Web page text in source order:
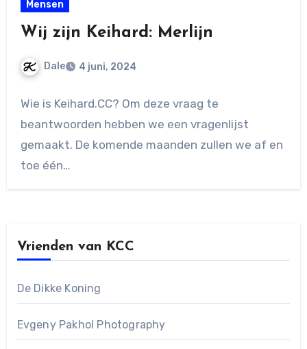
Mensen
Wij zijn Keihard: Merlijn
Dale 4 juni, 2024
reacties
Wie is Keihard.CC? Om deze vraag te
beantwoorden hebben we een vragenlijst
gemaakt. De komende maanden zullen we af en
toe één…
Vrienden van KCC
De Dikke Koning
Evgeny Pakhol Photography